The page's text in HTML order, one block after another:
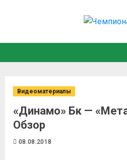
Видеоматериалы
«Динамо» Бк —
Обзор
08.08.2018